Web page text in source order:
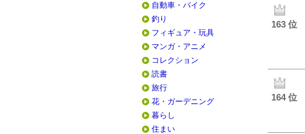
自動車・バイク
釣り
フィギュア・玩具
マンガ・アニメ
コレクション
読書
旅行
花・ガーデニング
暮らし
住まい
163 位
164 位